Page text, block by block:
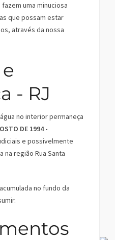
uma minuciosa
que possam estar
através da nossa
- RJ
no interior permaneça
DE 1994 -
e possivelmente
região Rua Santa
no fundo da